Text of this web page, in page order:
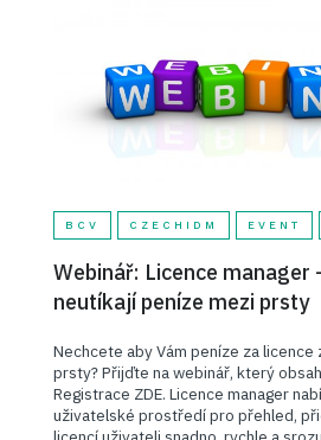
BCV CZECHIDM EVENT
Webinář: Licence manager
neutíkají peníze mezi prsty
Nechcete aby Vám peníze za
prsty? Přijďte na webinář, který
Registrace ZDE. Licence manager
uživatelské prostředí pro přehled,